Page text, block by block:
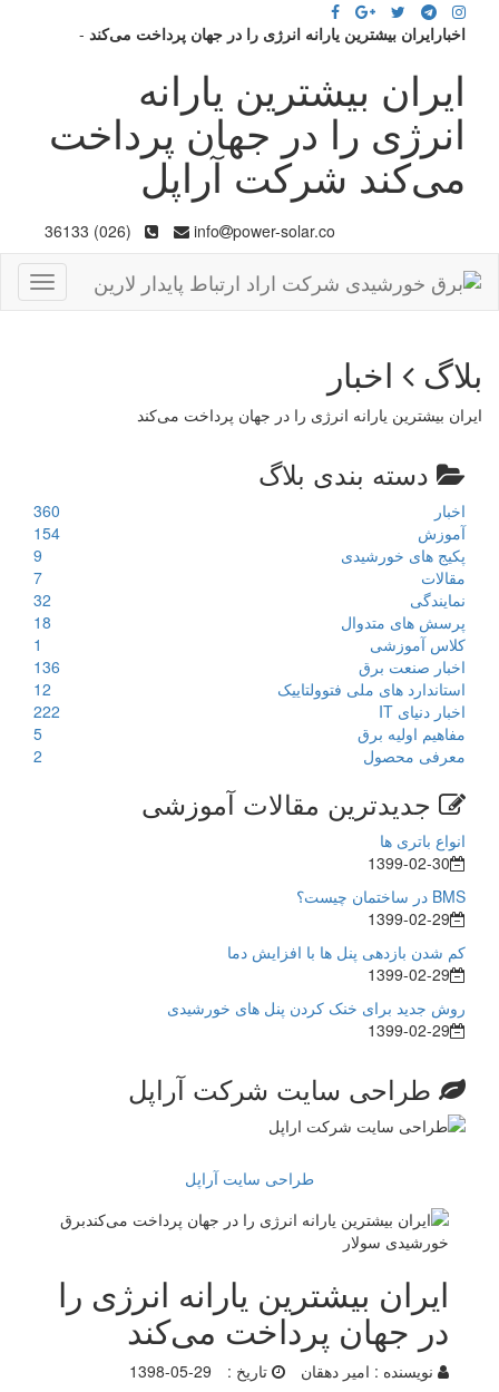
اخبارایران بیشترین یارانه انرژی را در جهان پرداخت می‌کند -
ایران بیشترین یارانه
انرژی را در جهان پرداخت
می‌کند شرکت آراپل
info power-solar.co
(026) 36133
بلاگ اخبار
ایران بیشترین یارانه انرژی را در جهان پرداخت می‌کند
دسته بندی بلاگ
اخبار
360
آموزش
154
پکیج های خورشیدی
9
مقالات
7
نمایندگی
32
پرسش های متدوال
18
کلاس آموزشی
1
اخبار صنعت برق
136
استاندارد های ملی فتوولتاییک
12
اخبار دنیای IT
222
مفاهیم اولیه برق
5
معرفی محصول
2
جدیدترین مقالات آموزشی
انواع باتری ها
1399-02-30
BMS در ساختمان چیست؟
1399-02-29
کم شدن بازدهی پنل ها با افزایش دما
1399-02-29
روش جدید برای خنک کردن پنل های خورشیدی
1399-02-29
طراحی سایت شرکت آراپل
طراحی سایت آراپل
ایران بیشترین یارانه انرژی را
در جهان پرداخت می‌کند
نویسنده : امیر دهقان تاریخ :
1398-05-29